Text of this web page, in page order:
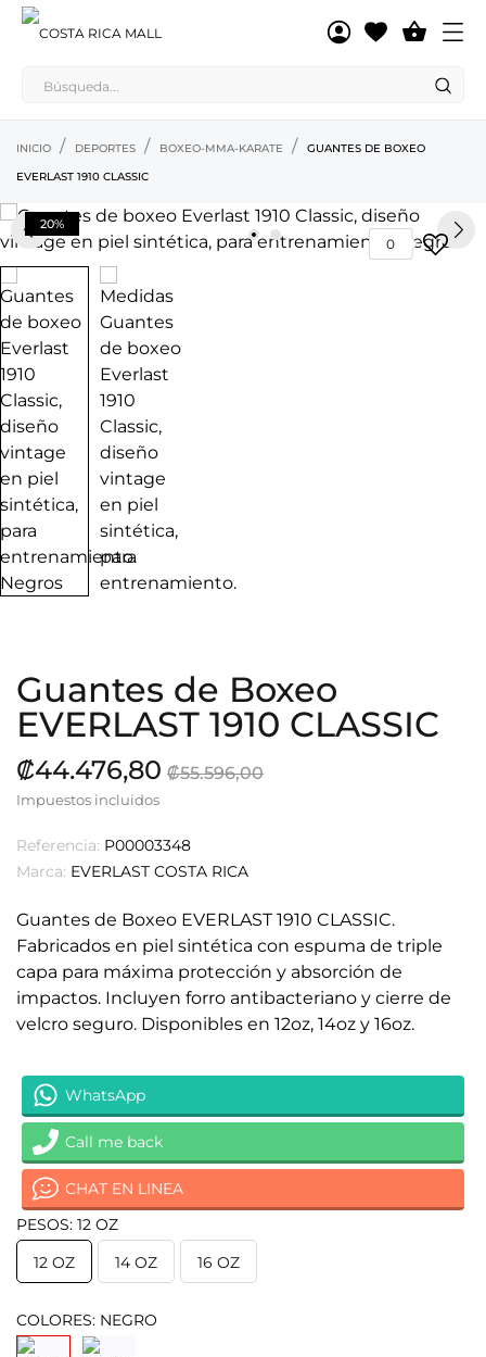

INICIO DEPORTES BOXEO-MMA-KARATE
GUANTES DE BOXEO
EVERLAST 1910 CLASSIC
20%
0
Guantes de Boxeo
EVERLAST 1910 CLASSIC
₡44.476,80 ₡55.596,00
Impuestos incluidos
Referencia: P00003348
Marca: EVERLAST COSTA RICA
Guantes de Boxeo EVERLAST 1910 CLASSIC.
Fabricados en piel sintética con espuma de triple
capa para máxima protección y absorción de
impactos. Incluyen forro antibacteriano y cierre de
velcro seguro. Disponibles en 12oz, 14oz y 16oz.
WhatsApp
Call me back
CHAT EN LINEA
PESOS: 12 OZ
12 OZ
14 OZ 16 OZ
COLORES: NEGRO